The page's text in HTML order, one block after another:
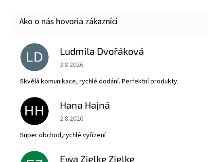
LD Ludmila Dvořáková
Hodnotenie obchodu je 5 z 5 hviezdičiek.
3.8.2026
Skvělá komunikace, rychlé dodání. Perfektní produkty.
HH Hana Hajná
Hodnotenie obchodu je 5 z 5 hviezdičiek.
2.8.2026
Super obchod,rychlé vyřízení
Ewa Zielke Zielke